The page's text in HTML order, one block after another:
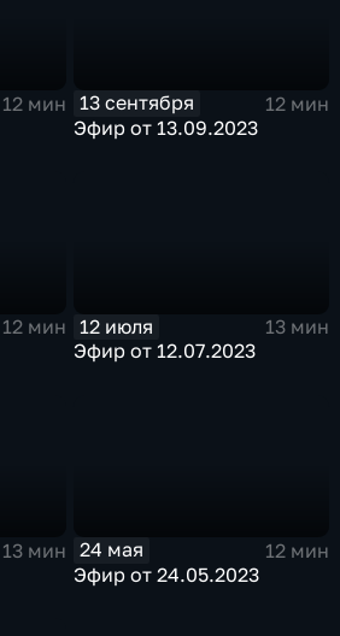
12 мин
13 сентября
12 мин
Эфир от 13.09.2023
12 мин
12 июля
13 мин
Эфир от 12.07.2023
13 мин
24 мая
12 мин
Эфир от 24.05.2023